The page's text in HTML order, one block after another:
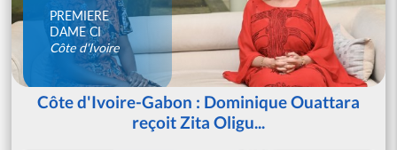
PREMIERE
DAME CI
Côte d'Ivoire
Côte d'Ivoire-Gabon : Dominique Ouattara
reçoit Zita Oligu...